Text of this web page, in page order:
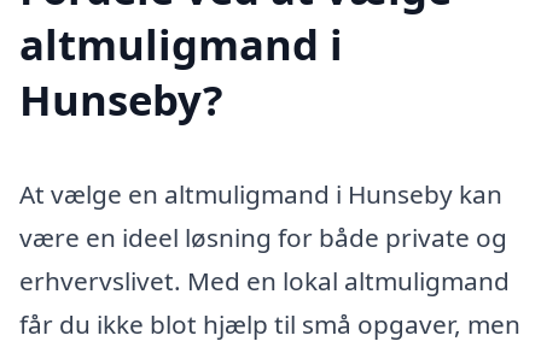
altmuligmand i
Hunseby?
At vælge en altmuligmand i Hunseby kan
være en ideel løsning for både private og
erhvervslivet. Med en lokal altmuligmand
får du ikke blot hjælp til små opgaver, men